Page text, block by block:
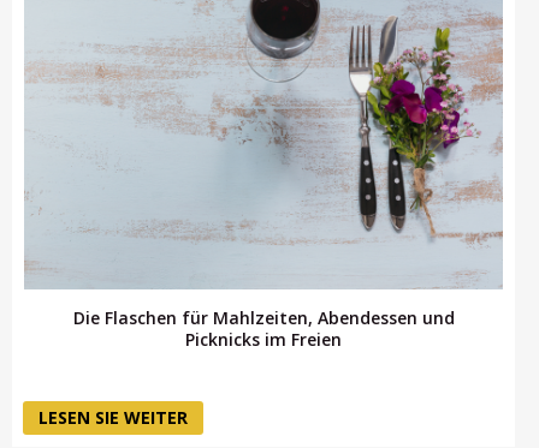
Die Flaschen für Mahlzeiten, Abendessen und
Picknicks im Freien
LESEN SIE WEITER